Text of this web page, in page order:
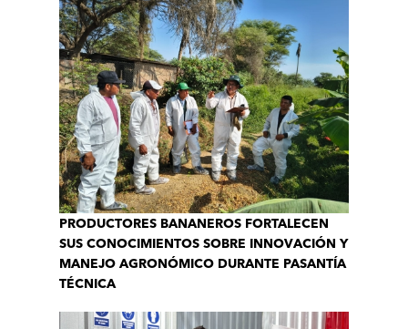
PRODUCTORES BANANEROS FORTALECEN
SUS CONOCIMIENTOS SOBRE INNOVACIÓN Y
MANEJO AGRONÓMICO DURANTE PASANTÍA
TÉCNICA